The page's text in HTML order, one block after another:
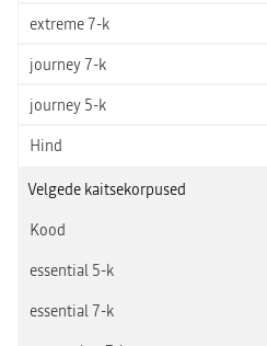
Velgede kaitsekorpused